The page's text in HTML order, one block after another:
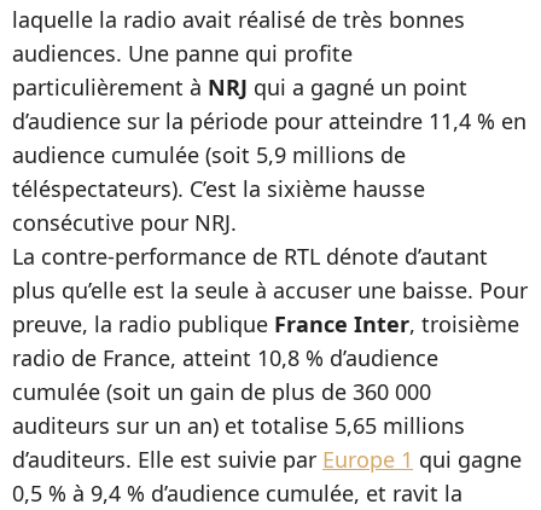
laquelle la radio avait réalisé de très bonnes
audiences. Une panne qui profite
particulièrement à NRJ qui a gagné un point
d’audience sur la période pour atteindre 11,4 % en
audience cumulée (soit 5,9 millions de
téléspectateurs). C’est la sixième hausse
consécutive pour NRJ.
La contre-performance de RTL dénote d’autant
plus qu’elle est la seule à accuser une baisse. Pour
preuve, la radio publique France Inter, troisième
radio de France, atteint 10,8 % d’audience
cumulée (soit un gain de plus de 360 000
auditeurs sur un an) et totalise 5,65 millions
d’auditeurs. Elle est suivie par Europe 1 qui gagne
0,5 % à 9,4 % d’audience cumulée, et ravit la